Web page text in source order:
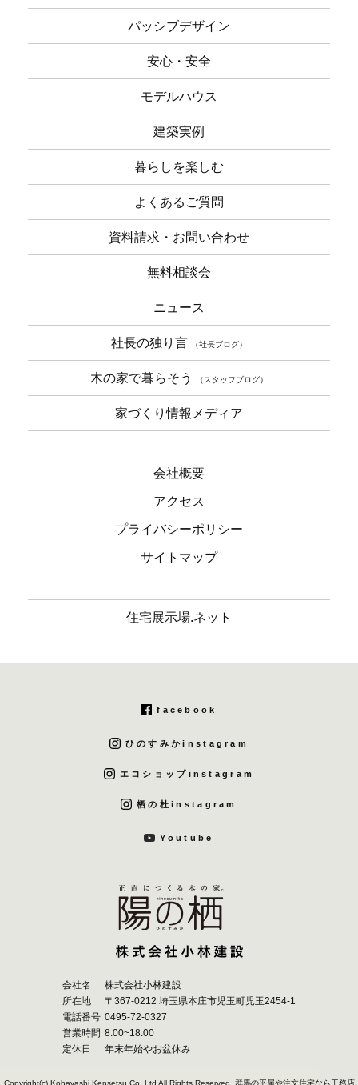
パッシブデザイン
安心・安全
モデルハウス
建築実例
暮らしを楽しむ
よくあるご質問
資料請求・お問い合わせ
無料相談会
ニュース
社長の独り言 （社長ブログ）
木の家で暮らそう （スタッフブログ）
家づくり情報メディア
会社概要
アクセス
プライバシーポリシー
サイトマップ
住宅展示場.ネット
facebook
ひのすみかinstagram
エコショップinstagram
栖の杜instagram
Youtube
会社名
株式会社小林建設
所在地
〒367-0212 埼玉県本庄市児玉町児玉2454-1
電話番号 0495-72-0327
営業時間 8:00~18:00
定休日
年末年始やお盆休み
Copyright(c) Kobayashi Kensetsu Co.,Ltd All Rights Reserved. 群馬の平屋や注文住宅なら工務店